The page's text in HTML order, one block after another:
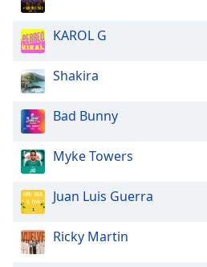
Opacity
Caption
Background
Color
Font
Size
KAROL G
Shakira
Bad Bunny
Myke Towers
Juan Luis Guerra
Ricky Martin